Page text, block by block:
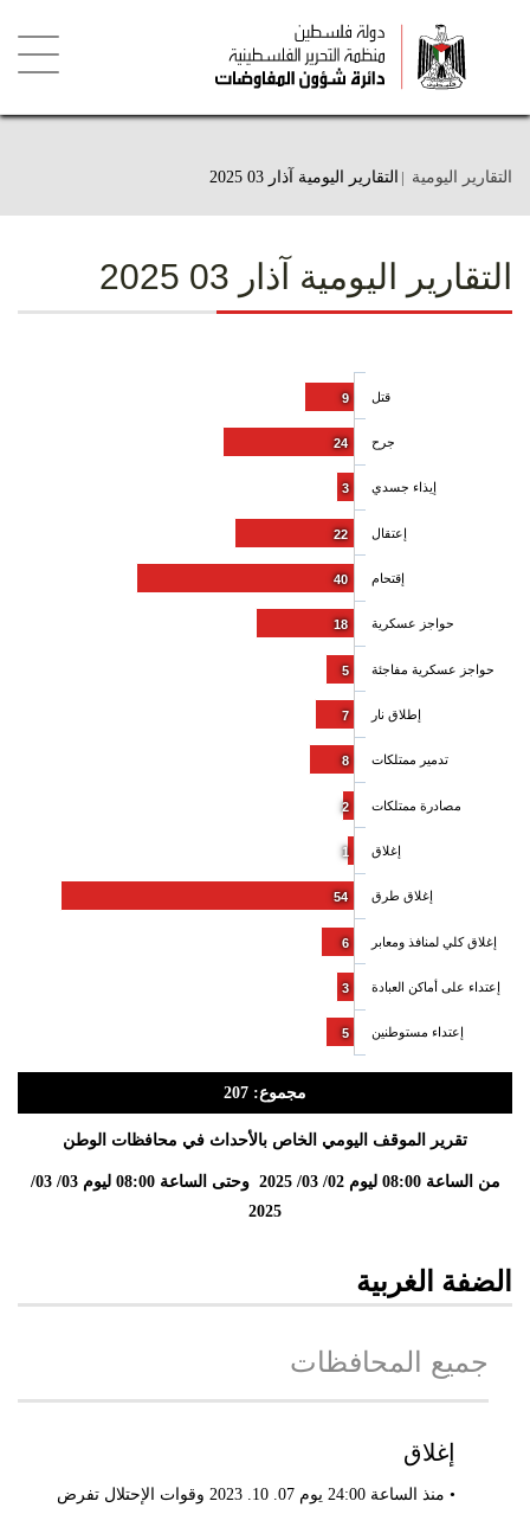
التقارير اليومية التقارير اليومية آذار 03 2025
التقارير اليومية آذار 03 2025
9
24
3
22
40
18
5
7
8
2
1
54
6
3
5
قتل
جرح
إيذاء جسدي
إعتقال
إقتحام
حواجز عسكرية
حواجز عسكرية مفاجئة
إطلاق نار
تدمير ممتلكات
مصادرة ممتلكات
إغلاق
إغلاق طرق
إغلاق كلي لمنافذ ومعابر
إعتداء على أماكن العبادة
إعتداء مستوطنين
مجموع: 207
تقرير الموقف اليومي الخاص بالأحداث في محافظات الوطن
من الساعة 08:00 ليوم 02/ 03/ 2025 وحتى الساعة 08:00 ليوم 03/ 03/
2025
الضفة الغربية
جميع المحافظات
إغلاق
• منذ الساعة 24:00 يوم 07. 10. 2023 وقوات الإحتلال تفرض